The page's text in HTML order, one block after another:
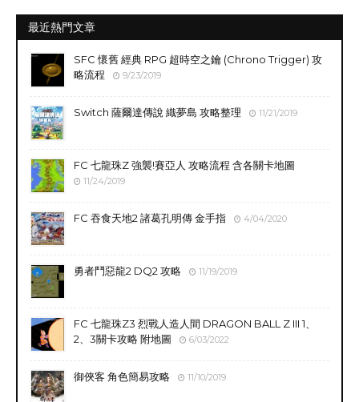
最近熱門文章
SFC 懷舊 經典 RPG 超時空之鑰 (Chrono Trigger) 攻
略流程
9/23/2019
Switch 薩爾達傳說 織夢島 攻略整理 11/21/2019
FC 七龍珠Z 強襲!賽亞人 攻略流程 含各關卡地圖
11/24/2019
FC 吞食天地2 諸葛孔明傳 金手指 4/04/2020
勇者鬥惡龍2 DQ2 攻略 11/19/2019
FC 七龍珠Z3 烈戰人造人間 DRAGON BALL Z III 1、
2、3關卡攻略 附地圖
6/03/2022
御俠客 角色簡易攻略 11/10/2019